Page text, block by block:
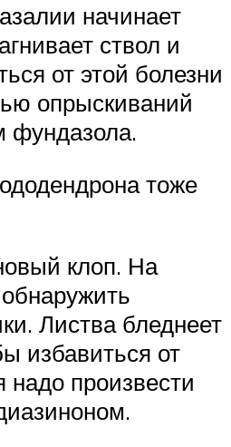
начинает
ствол и
от этой болезни
опрыскиваний
фундазола.
тоже
клоп. На
Листва бледнеет
избавиться от
надо произвести